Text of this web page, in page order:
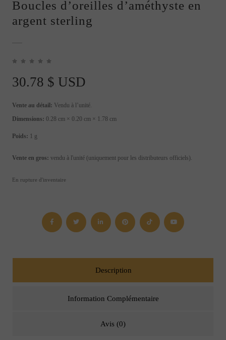
Boucles d’oreilles d’améthyste en
argent sterling
30.78 $ USD
Vente au détail: Vendu à l’unité.
Dimensions: 0.28 cm × 0.20 cm × 1.78 cm
Poids: 1 g
Vente en gros: vendu à l'unité (uniquement pour les distributeurs officiels).
En rupture d'inventaire
Description
Information Complémentaire
Avis (0)